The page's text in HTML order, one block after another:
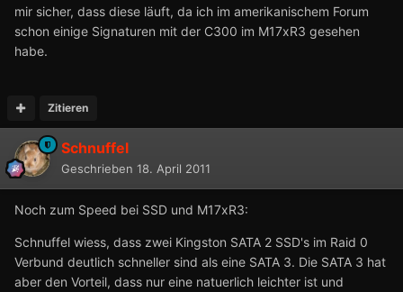
mir sicher, dass diese läuft, da ich im amerikanischem Forum
schon einige Signaturen mit der C300 im M17xR3 gesehen
habe.
Zitieren
Schnuffel
Geschrieben 18. April 2011
Noch zum Speed bei SSD und M17xR3:
Schnuffel wiess, dass zwei Kingston SATA 2 SSD's im Raid 0
Verbund deutlich schneller sind als eine SATA 3. Die SATA 3 hat
aber den Vorteil, dass nur eine natuerlich leichter ist und